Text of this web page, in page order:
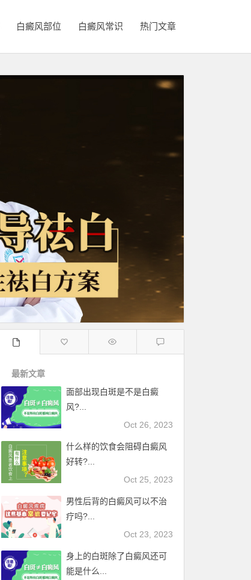
白癜风部位 白癜风常识 热门文章
最新文章
面部出现白斑是不是白癜
风?...
Oct 26, 2023
什么样的饮食会阻碍白癜风
好转?...
Oct 25, 2023
男性后背的白癜风可以不治
疗吗?...
Oct 23, 2023
身上的白斑除了白癜风还可
能是什么...